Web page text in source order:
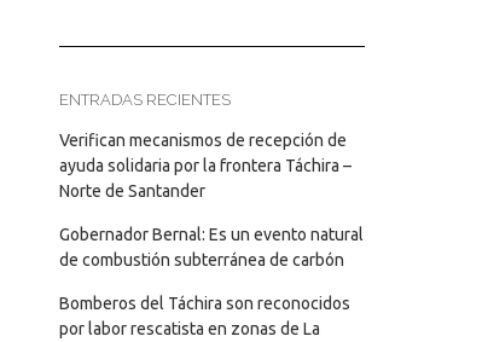
ENTRADAS RECIENTES
Verifican mecanismos de recepción de
ayuda solidaria por la frontera Táchira –
Norte de Santander
Gobernador Bernal: Es un evento natural
de combustión subterránea de carbón
Bomberos del Táchira son reconocidos
por labor rescatista en zonas de La